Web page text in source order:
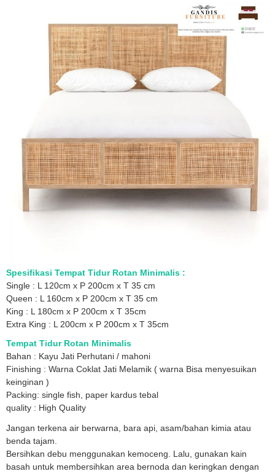
Spesifikasi Tempat Tidur Rotan Minimalis :
Single : L 120cm x P 200cm x T 35 cm
Queen : L 160cm x P 200cm x T 35 cm
King : L 180cm x P 200cm x T 35cm
Extra King : L 200cm x P 200cm x T 35cm
Tempat Tidur Rotan Minimalis
Bahan : Kayu Jati Perhutani / mahoni
Finishing : Warna Coklat Jati Melamik ( warna Bisa menyesuikan
keinginan )
Packing: single fish, paper kardus tebal
quality : High Quality
Jangan terkena air berwarna, bara api, asam/bahan kimia atau
benda tajam.
Bersihkan debu menggunakan kemoceng. Lalu, gunakan kain
basah untuk membersihkan area bernoda dan keringkan dengan